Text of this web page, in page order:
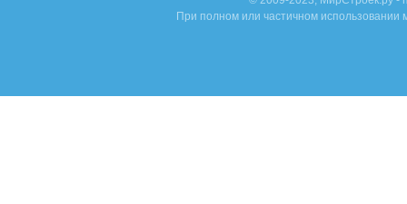
При полном или частичном использовании